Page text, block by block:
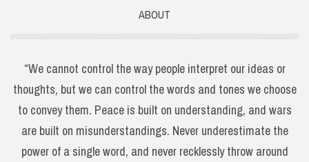
ABOUT
“We cannot control the way people interpret our ideas or
thoughts, but we can control the words and tones we choose
to convey them. Peace is built on understanding, and wars
are built on misunderstandings. Never underestimate the
power of a single word, and never recklessly throw around